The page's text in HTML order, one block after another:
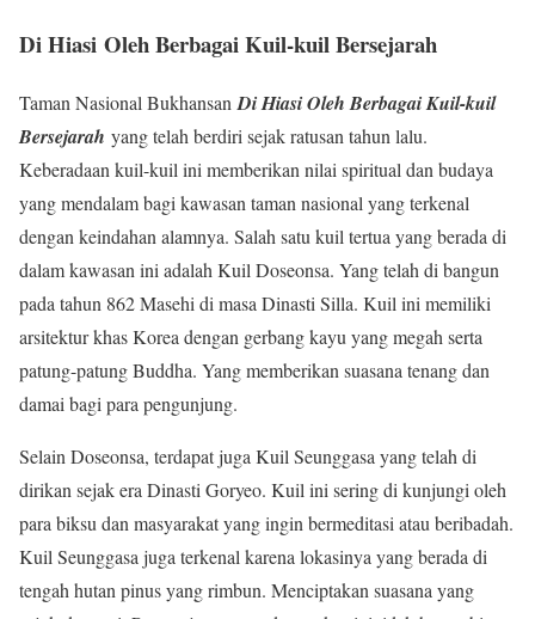
Di Hiasi Oleh Berbagai Kuil-kuil Bersejarah
Taman Nasional Bukhansan Di Hiasi Oleh Berbagai Kuil-kuil
Bersejarah yang telah berdiri sejak ratusan tahun lalu.
Keberadaan kuil-kuil ini memberikan nilai spiritual dan budaya
yang mendalam bagi kawasan taman nasional yang terkenal
dengan keindahan alamnya. Salah satu kuil tertua yang berada di
dalam kawasan ini adalah Kuil Doseonsa. Yang telah di bangun
pada tahun 862 Masehi di masa Dinasti Silla. Kuil ini memiliki
arsitektur khas Korea dengan gerbang kayu yang megah serta
patung-patung Buddha. Yang memberikan suasana tenang dan
damai bagi para pengunjung.
Selain Doseonsa, terdapat juga Kuil Seunggasa yang telah di
dirikan sejak era Dinasti Goryeo. Kuil ini sering di kunjungi oleh
para biksu dan masyarakat yang ingin bermeditasi atau beribadah.
Kuil Seunggasa juga terkenal karena lokasinya yang berada di
tengah hutan pinus yang rimbun. Menciptakan suasana yang